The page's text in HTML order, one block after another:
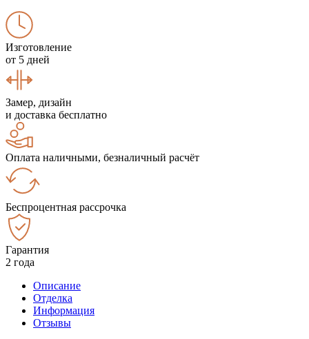
Изготовление
от 5 дней
Замер, дизайн
и доставка бесплатно
Оплата наличными, безналичный расчёт
Беспроцентная рассрочка
Гарантия
2 года
Описание
Отделка
Информация
Отзывы